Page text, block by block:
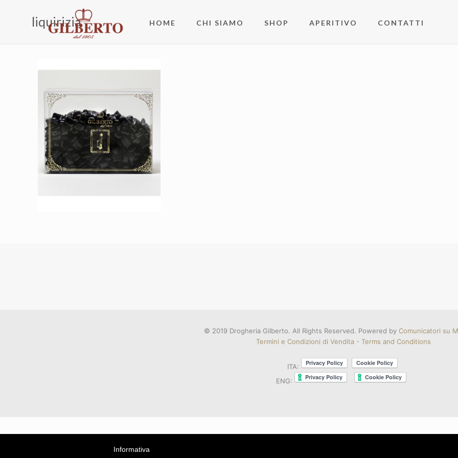
HOME CHI SIAMO SHOP APERITIVO CONTATTI
liquirizia
© 2019 Drogheria Gilberto. All Rights Reserved. Powered by Comunicatori su
Termini e Condizioni di Vendita - Terms and Conditions
ITA:
ENG:
Informativa